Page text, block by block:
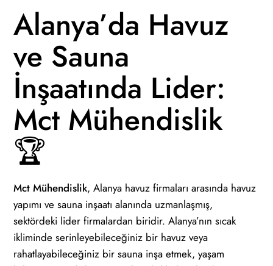
Alanya’da Havuz
ve Sauna
İnşaatında Lider:
Mct Mühendislik
🏆
Mct Mühendislik, Alanya havuz firmaları arasında havuz
yapımı ve sauna inşaatı alanında uzmanlaşmış,
sektördeki lider firmalardan biridir. Alanya’nın sıcak
ikliminde serinleyebileceğiniz bir havuz veya
rahatlayabileceğiniz bir sauna inşa etmek, yaşam